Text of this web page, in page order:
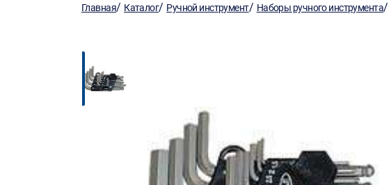
Главная/ Каталог/ Ручной инструмент/ Наборы ручного инструмента/